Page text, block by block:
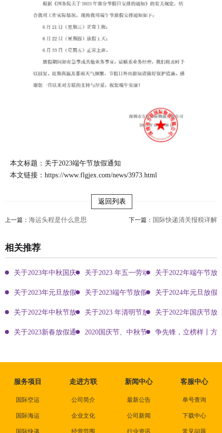
本文标题：关于2023端午节放假通知
本文链接： https://www.flgjex.com/news/3973.html
返回列表
上一篇： 海运头程是什么意思 下一篇： 国际快递清关报税详解
相关推荐
关于2023年中秋国庆双节放假通知关于2023 年五一劳动节放假通知关于2022年端午节放
关于2023年元旦放假通知关于2023端午节放假通知关于2024年元旦放假
关于2022年中秋节放假通知关于2023 年清明节放假通知关于2022年国庆节放
关于2023新春放假通知 2020国庆节、中秋节方联国际物流放假通知
争先锋，立榜样丨方
服务项目
国际空运
国际海运
国际快递
走进方联
公司简介
企业文化
经营范围
新闻中心
最新公告
公司新闻
行业资讯
客服中心
单号查询
下载中心
常见问题